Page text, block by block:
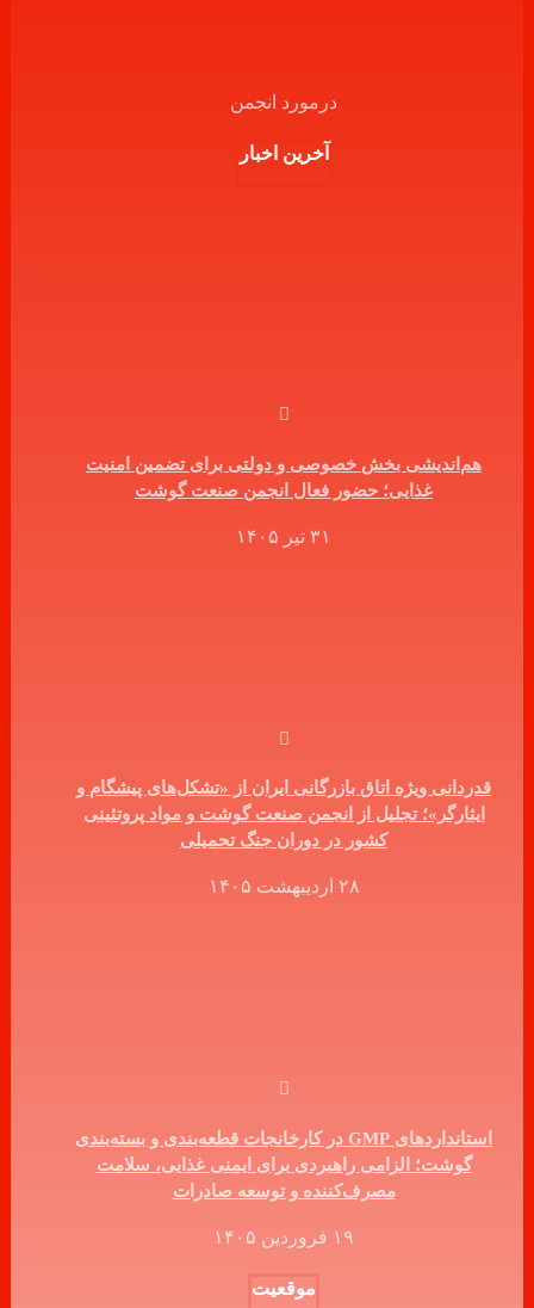
درمورد انجمن
آخرین اخبار
هم‌اندیشی بخش خصوصی و دولتی برای تضمین امنیت
غذایی؛ حضور فعال انجمن صنعت گوشت
۳۱ تیر ۱۴۰۵
قدردانی ویژه اتاق بازرگانی ایران از «تشکل‌های پیشگام و
ایثارگر»؛ تجلیل از انجمن صنعت گوشت و مواد پروتئینی
کشور در دوران جنگ تحمیلی
۲۸ اردیبهشت ۱۴۰۵
استانداردهای GMP در کارخانجات قطعه‌بندی و بسته‌بندی
گوشت؛ الزامی راهبردی برای ایمنی غذایی، سلامت
مصرف‌کننده و توسعه صادرات
۱۹ فروردین ۱۴۰۵
موقعیت